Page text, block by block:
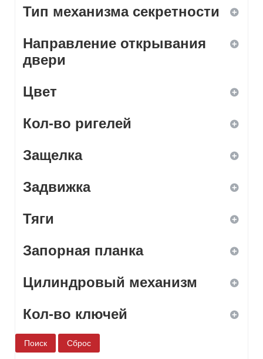
ввертной
врезной
Тип механизма секретности
дисковый
цилиндровый
Направление открывания
двери
левое
правое
универсальное
Цвет
белый
бронза
дерево
желтый
зеленый
золото
красный
Кол-во ригелей
1
2
4
5
6
Защелка
да
нет
Задвижка
да
нет
Тяги
да
нет
Запорная планка
да
нет
Цилиндровый механизм
да
нет
Кол-во ключей
1